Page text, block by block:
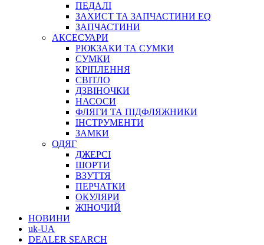
ПЕДАЛІ
ЗАХИСТ ТА ЗАПЧАСТИНИ EQ
ЗАПЧАСТИНИ
АКСЕСУАРИ
РЮКЗАКИ ТА СУМКИ
СУМКИ
КРІПЛЕННЯ
СВІТЛО
ДЗВІНОЧКИ
НАСОСИ
ФЛЯГИ ТА ПІДФЛЯЖНИКИ
ІНСТРУМЕНТИ
ЗАМКИ
ОДЯГ
ДЖЕРСІ
ШОРТИ
ВЗУТТЯ
ПЕРЧАТКИ
ОКУЛЯРИ
ЖІНОЧИЙ
НОВИНИ
uk-UA
DEALER SEARCH